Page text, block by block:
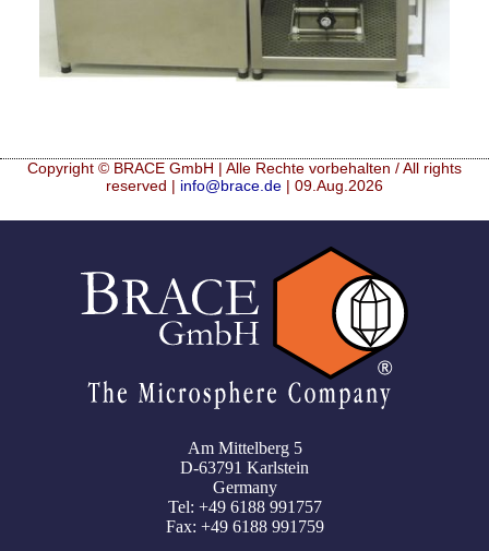
Copyright © BRACE GmbH | Alle Rechte vorbehalten / All rights
reserved | info@brace.de | 09.Aug.2026
Am Mittelberg 5
D-63791 Karlstein
Germany
Tel: +49 6188 991757
Fax: +49 6188 991759